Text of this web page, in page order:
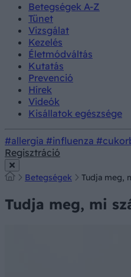
Betegségek A-Z
Tünet
Vizsgálat
Kezelés
Életmódváltás
Kutatás
Prevenció
Hírek
Videók
Kisállatok egészsége
#allergia #influenza
Regisztráció
Betegségek Tudja meg,
Tudja meg, mi